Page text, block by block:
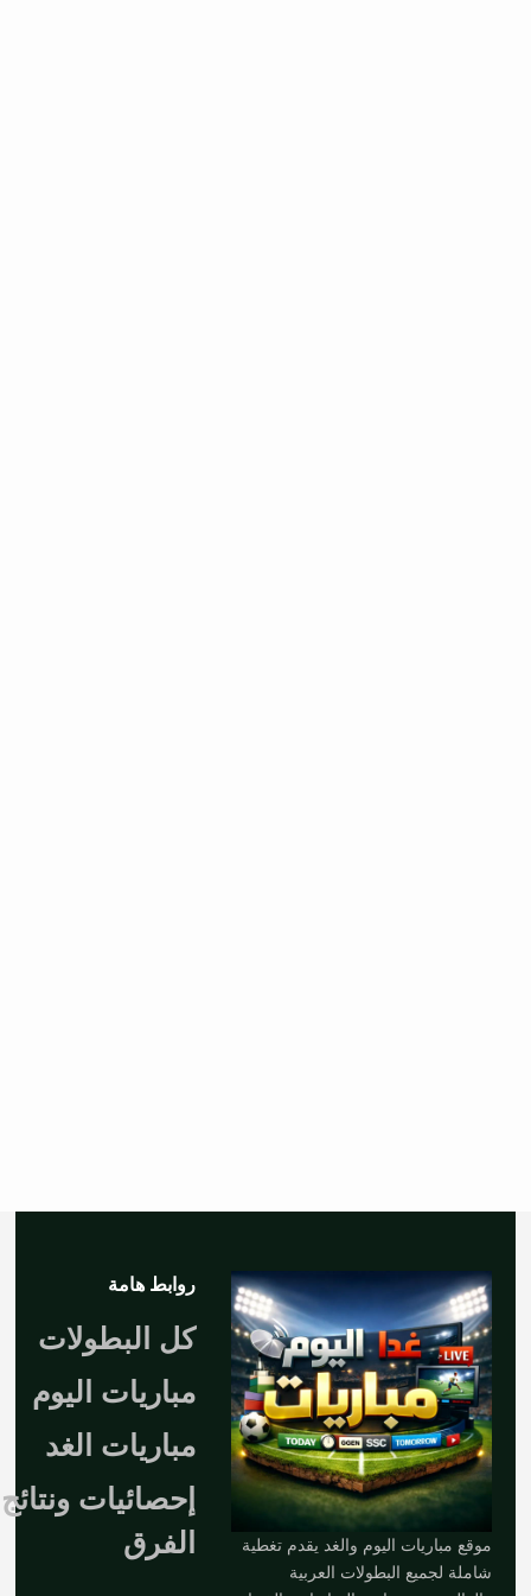
موقع مباريات اليوم والغد يقدم تغطية
شاملة لجميع البطولات العربية
روابط هامة
كل البطولات
مباريات اليوم
مباريات الغد
إحصائيات ونتائج
الفرق